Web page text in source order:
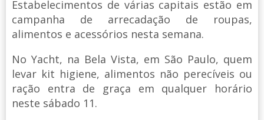
Estabelecimentos de várias capitais estão em
campanha de arrecadação de roupas,
alimentos e acessórios nesta semana.
No Yacht, na Bela Vista, em São Paulo, quem
levar kit higiene, alimentos não perecíveis ou
ração entra de graça em qualquer horário
neste sábado 11.